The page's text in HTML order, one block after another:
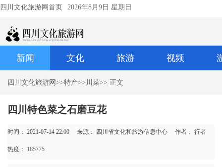
四川文化旅游网首页 2026年8月9日 星期日
新闻 文化 旅游 视频
四川文化旅游网 >>特产>> 川菜>> 正文
四川特色菜之石磨豆花
时间： 2021-07-14 22:00 来源： 四川省文化和旅游信息中心 作者： 行者
热度： 185775